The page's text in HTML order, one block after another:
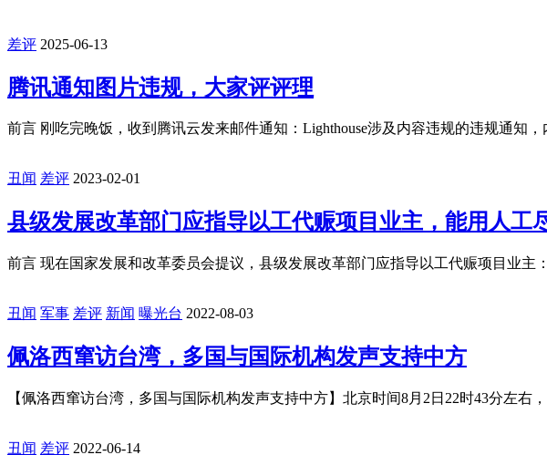
差评 2025-06-13
腾讯通知图片违规，大家评评理
前言 刚吃完晚饭，收到腾讯云发来邮件通知：Lighthouse涉及内容违规的违规通知
丑闻 差评 2023-02-01
县级发展改革部门应指导以工代赈项目业主，能用人工
前言 现在国家发展和改革委员会提议，县级发展改革部门应指导以工代赈项目业主